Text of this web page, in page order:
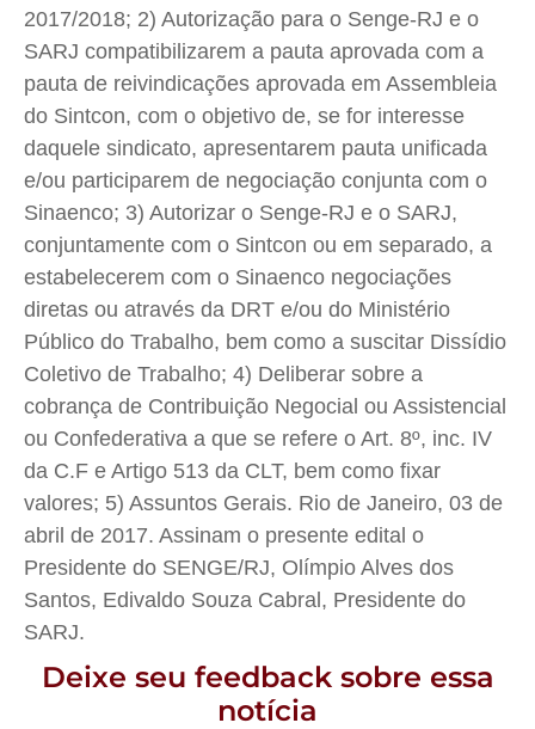
2017/2018; 2) Autorização para o Senge-RJ e o
SARJ compatibilizarem a pauta aprovada com a
pauta de reivindicações aprovada em Assembleia
do Sintcon, com o objetivo de, se for interesse
daquele sindicato, apresentarem pauta unificada
e/ou participarem de negociação conjunta com o
Sinaenco; 3) Autorizar o Senge-RJ e o SARJ,
conjuntamente com o Sintcon ou em separado, a
estabelecerem com o Sinaenco negociações
diretas ou através da DRT e/ou do Ministério
Público do Trabalho, bem como a suscitar Dissídio
Coletivo de Trabalho; 4) Deliberar sobre a
cobrança de Contribuição Negocial ou Assistencial
ou Confederativa a que se refere o Art. 8º, inc. IV
da C.F e Artigo 513 da CLT, bem como fixar
valores; 5) Assuntos Gerais. Rio de Janeiro, 03 de
abril de 2017. Assinam o presente edital o
Presidente do SENGE/RJ, Olímpio Alves dos
Santos, Edivaldo Souza Cabral, Presidente do
SARJ.
Deixe seu feedback sobre essa
notícia